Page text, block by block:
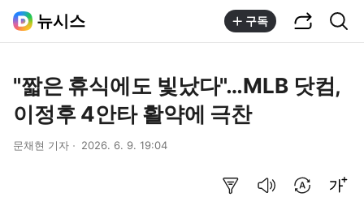
뉴시스 구독
"짧은 휴식에도 빛났다"…MLB 닷컴,
이정후 4안타 활약에 극찬
문채현 기자 2026. 6. 9. 19:04